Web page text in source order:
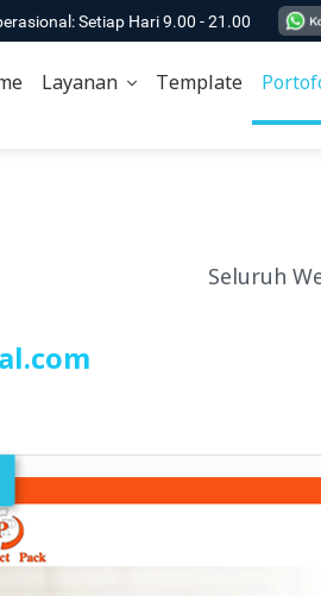
Setiap Hari 9.00 - 21.00
Layanan Template
Seluruh